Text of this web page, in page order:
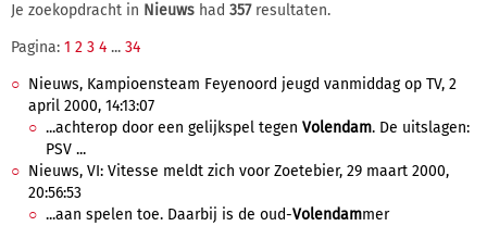
Je zoekopdracht in Nieuws had 357resultaten.
Pagina: 1 2 3 4 ... 34
Nieuws, Kampioensteam Feyenoord jeugd vanmiddag op TV, 2
april 2000, 14:13:07
...achterop door een gelijkspel tegen Volendam. De uitslagen:
PSV ...
Nieuws, VI: Vitesse meldt zich voor Zoetebier, 29 maart 2000,
20:56:53
...aan spelen toe. Daarbij is de oud-Volendammer